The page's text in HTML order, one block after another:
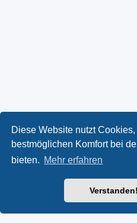
Diese Website nutzt
bestmöglichen Komfort bei
bieten. Mehr erfahren
Verstanden!